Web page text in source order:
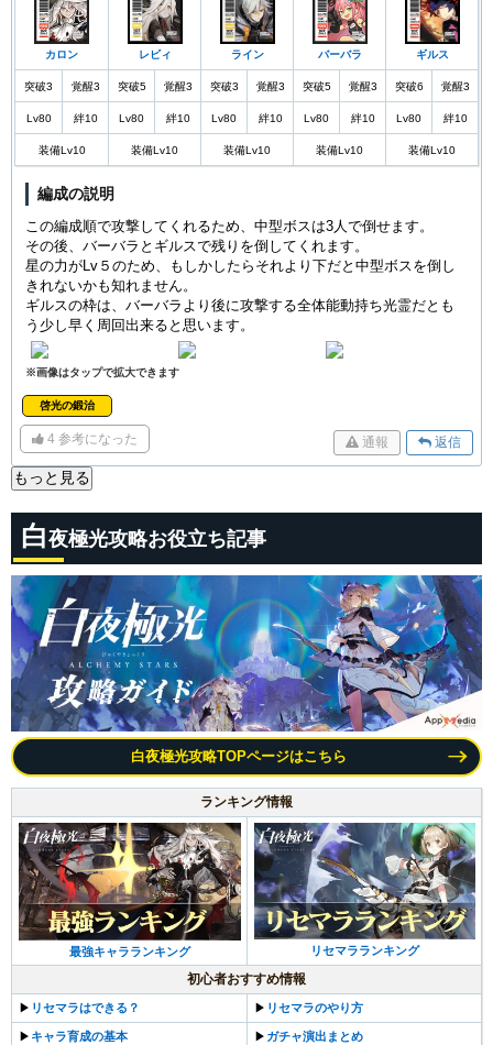
カロン レビィ ライン バーバラ ギルス
突破3 覚醒3 突破5 覚醒3 突破3 覚醒3 突破5 覚醒3 突破6 覚醒3
Lv80 絆10 Lv80 絆10 Lv80 絆10 Lv80 絆10 Lv80 絆10
装備Lv10 装備Lv10 装備Lv10 装備Lv10 装備Lv10
編成の説明
この編成順で攻撃してくれるため、中型ボスは3人で倒せます。
その後、バーバラとギルスで残りを倒してくれます。
星の力がLv５のため、もしかしたらそれより下だと中型ボスを倒し
きれないかも知れません。
ギルスの枠は、バーバラより後に攻撃する全体能動持ち光霊だとも
う少し早く周回出来ると思います。
※画像はタップで拡大できます
啓光の鍛治
4 参考になった 返信
通報
もっと見る
白夜極光攻略お役立ち記事
白夜極光攻略TOPページはこちら
ランキング情報
最強キャラランキング リセマラランキング
初心者おすすめ情報
▶︎ リセマラはできる？ ▶︎ リセマラのやり方
▶︎ キャラ育成の基本 ▶︎ ガチャ演出まとめ